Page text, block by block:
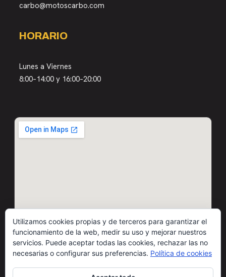
carbo@motoscarbo.com
HORARIO
Lunes a Viernes
8:00–14:00 y 16:00–20:00
Utilizamos cookies propias y de terceros para garantizar el
funcionamiento de la web, medir su uso y mejorar nuestros
servicios. Puede aceptar todas las cookies, rechazar las no
necesarias o configurar sus preferencias. Política de cookies